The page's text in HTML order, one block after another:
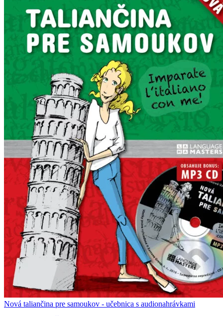
Nová taliančina pre samoukov - učebnica s audionahrávkami